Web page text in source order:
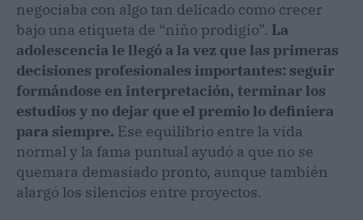
negociaba con algo tan delicado como crecer
bajo una etiqueta de “niño prodigio”. La
adolescencia le llegó a la vez que las primeras
decisiones profesionales importantes: seguir
formándose en interpretación, terminar los
estudios y no dejar que el premio lo definiera
para siempre. Ese equilibrio entre la vida
normal y la fama puntual ayudó a que no se
quemara demasiado pronto, aunque también
alargó los silencios entre proyectos.